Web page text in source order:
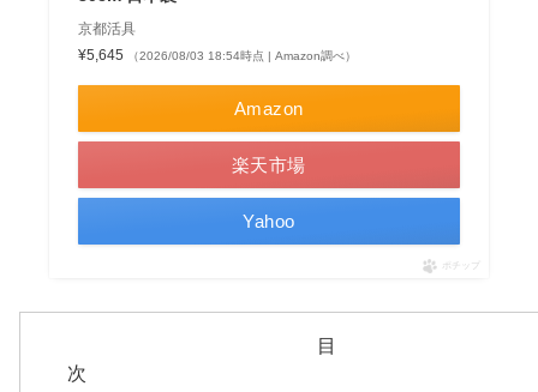
京都活具
¥5,645
（2026/08/03 18:54時点 | Amazon調べ）
Amazon
楽天市場
Yahoo
ポチップ
目